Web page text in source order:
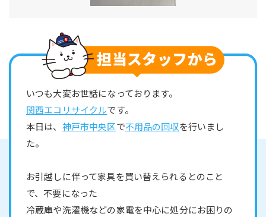
いつも大変お世話になっております。
関西エコリサイクルです。
本日は、 神戸市中央区で不用品の回収を行いまし
た。
お引越しに伴って家具を買い替えられるとのこと
で、不要になった
冷蔵庫や洗濯機などの家電を中心に処分にお困りの